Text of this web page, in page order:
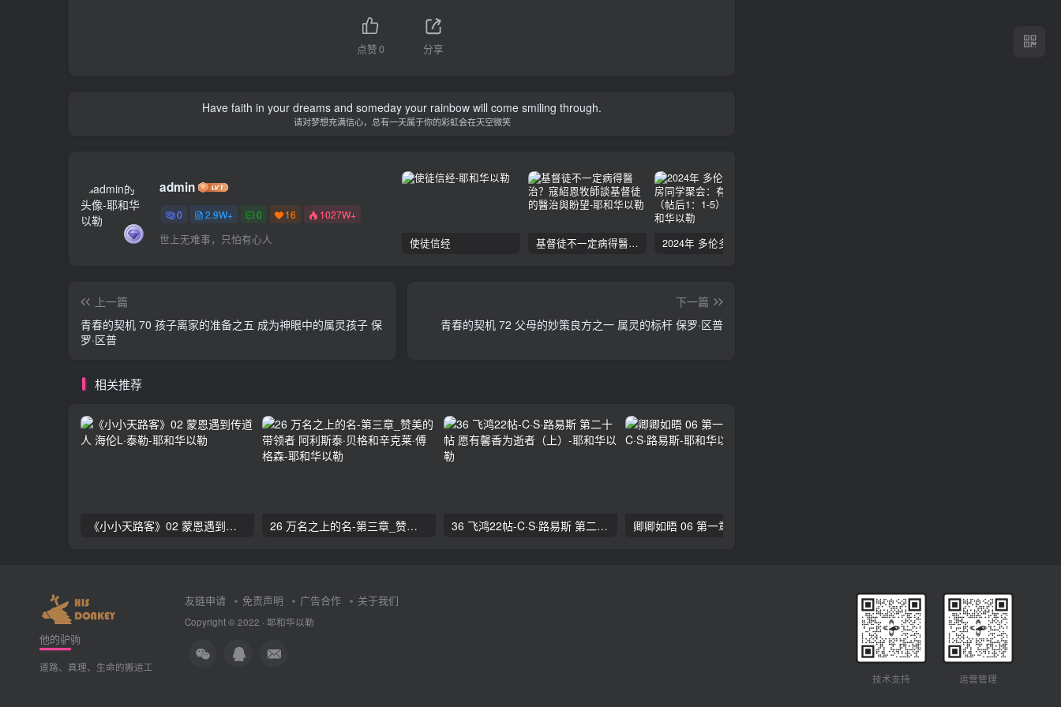
点赞0 分享
Have faith in your dreams and someday your rainbow will come smiling through.
请对梦想充满信心，总有一天属于你的彩虹会在天空微笑
admin
0 2.9W+ 0 16 1027W+
世上无难事，只怕有心人 使徒信经 基督徒不一定病得醫治？寇紹恩牧師談基督徒的醫治與盼望
上一篇
青春的契机 70 孩子离家的准备之五 成为神眼中的属灵孩子 保
罗·区普
下一篇
青春的契机 72 父母的妙策良方之一 属灵的标杆 保罗·区普
相关推荐
《小小天路客》02 蒙恩遇到传道人 海伦L·泰勒 26 万名之上的名-第三章_赞美的带领者 阿利斯泰·贝格和辛克莱·傅格森 36 飞鸿22帖-C·S·路易斯 第二十帖 愿有馨香为逝者（上）
他的驴驹
道路、真理、生命的搬运工
友链申请 免责声明 广告合作 关于我们
Copyright © 2022 · 耶和华以勒
技术支持 运营管理